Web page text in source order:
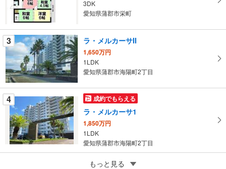
マ
ペ
ー
ジ
に
保
存
す
る
3DK
愛知県蒲郡市栄町
3 ラ・メルカーサII
1,650万円
1LDK
愛知県蒲郡市海陽町2丁目
4 成約でもらえる
ラ・メルカーサ1
1,850万円
1LDK
愛知県蒲郡市海陽町2丁目
キングスコート三谷
もっと見る